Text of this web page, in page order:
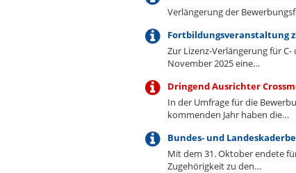
Verlängerung der
Fortbildungsveranstaltung
Zur Lizenz-Verlängerung für
November 2025 eine…
Dringend Ausrichter
In der Umfrage für die
kommenden Jahr haben die…
Bundes- und
Mit dem 31. Oktober endete
Zugehörigkeit zu den…